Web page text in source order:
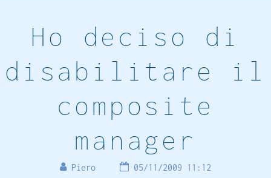
Ho deciso di
disabilitare il
composite
manager
Piero 05/11/2009 11:12